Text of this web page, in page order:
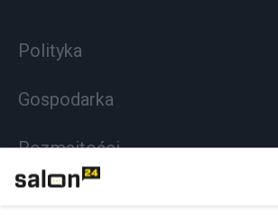
Polityka
Gospodarka
Rozmaitości